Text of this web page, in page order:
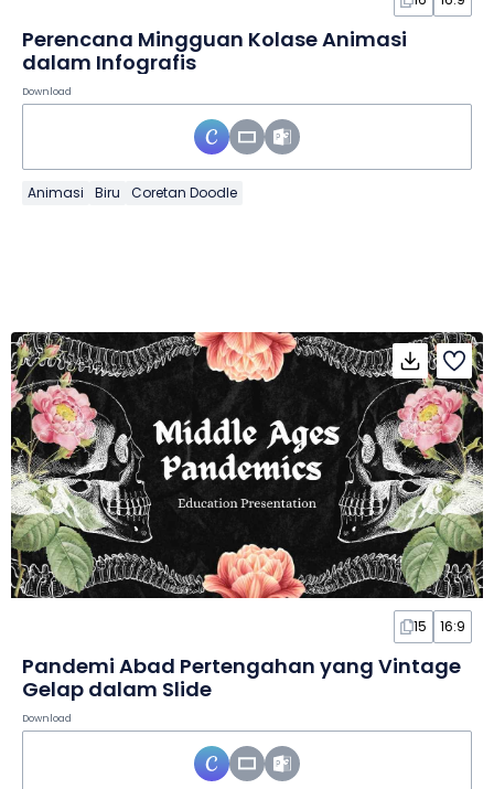
Perencana Mingguan Kolase Animasi
dalam Infografis
Download
Animasi Biru Coretan Doodle
15 16:9
Pandemi Abad Pertengahan yang Vintage
Gelap dalam Slide
Download